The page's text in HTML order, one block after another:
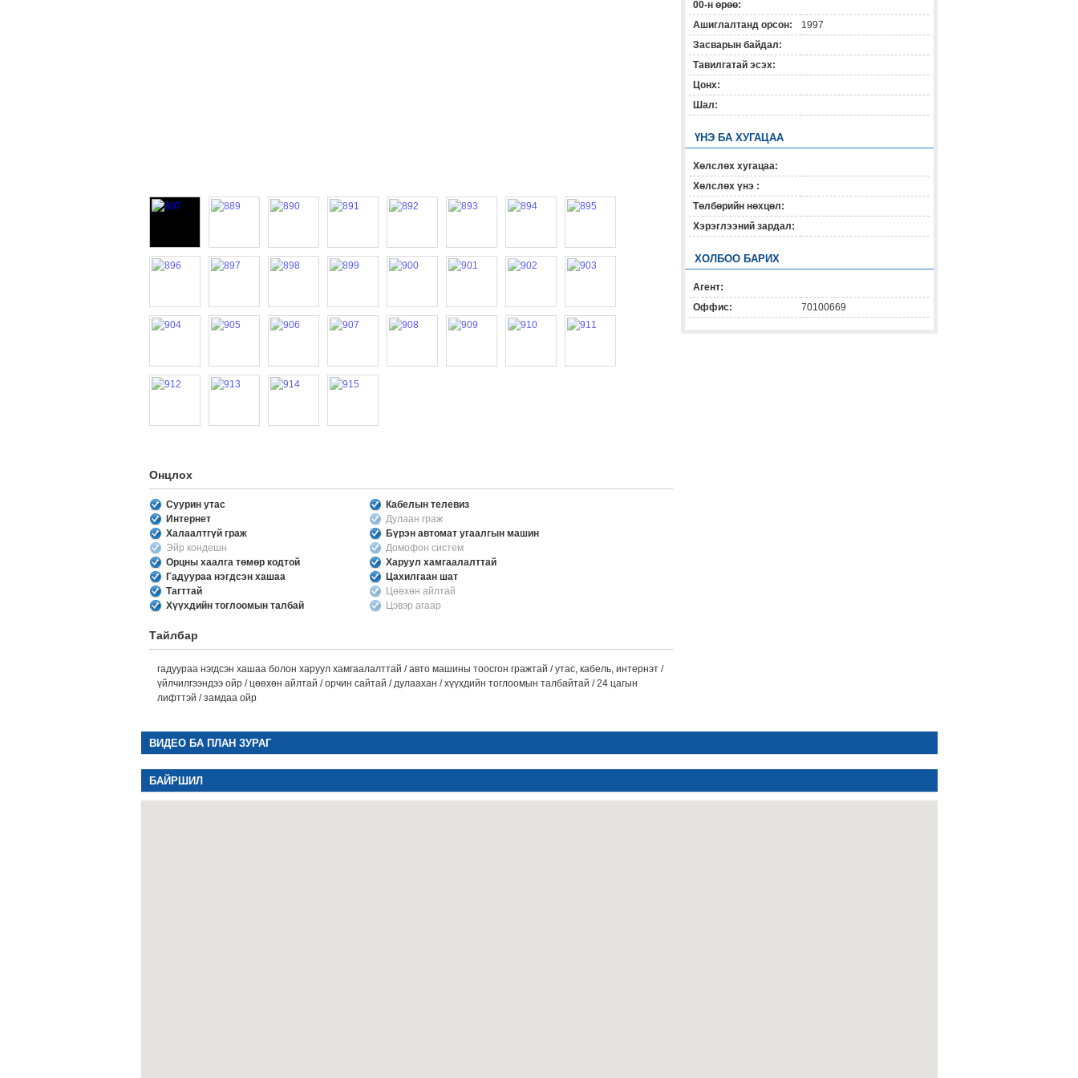
Онцлох
Суурин утас
Кабелын телевиз
Интернет
Дулаан граж
Халаалтгүй граж
Бүрэн автомат угаалгын машин
Эйр кондешн
Домофон систем
Орцны хаалга төмөр кодтой
Харуул хамгаалалттай
Гадуураа нэгдсэн хашаа
Цахилгаан шат
Тагттай
Цөөхөн айлтай
Хүүхдийн тоглоомын талбай
Цэвэр агаар
Тайлбар
гадуураа нэгдсэн хашаа болон харуул хамгаалалттай / авто машины тоосгон гражтай / утас, кабель, интернэт /
үйлчилгээндээ ойр / цөөхөн айлтай / орчин сайтай / дулаахан / хүүхдийн тоглоомын талбайтай / 24 цагын
лифттэй / замдаа ойр
00-н өрөө:
Ашиглалтанд орсон:
1997
Засварын байдал:
Тавилгатай эсэх:
Цонх:
Шал:
ҮНЭ БА ХУГАЦАА
Хөлслөх хугацаа:
Хөлслөх үнэ :
Төлбөрийн нөхцөл:
Хэрэглээний зардал:
ХОЛБОО БАРИХ
Агент:
Оффис:
70100669
ВИДЕО БА ПЛАН ЗУРАГ
БАЙРШИЛ